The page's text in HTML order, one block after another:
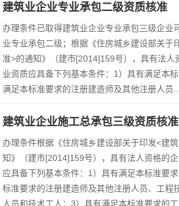
建筑业企业专业承包二级资质核准
办理条件已取得建筑业企业专业承包三级企业
业专业承包二级；根据《住房城乡建设部关于
准>的通知》（建市[2014]159号），具有法人
业资质应具备下列基本条件：1）具有满足本
满足本标准要求的注册建造师及其他注册人员...
建筑业企业施工总承包三级资质核准
办理条件根据《住房城乡建设部关于印发<建
知》（建市[2014]159号），具有法人资格的
应具备下列基本条件：1）具有满足本标准要
标准要求的注册建造师及其他注册人员、工程
人员和技术工人；3）具有满足本标准要求的工